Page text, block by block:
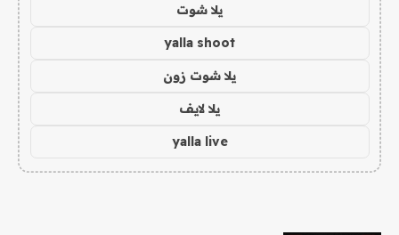
يلا شوت
yalla shoot
يلا شوت زون
يلا لايف
yalla live